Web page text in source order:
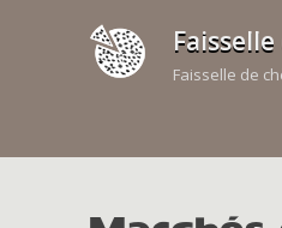
Faisselle de